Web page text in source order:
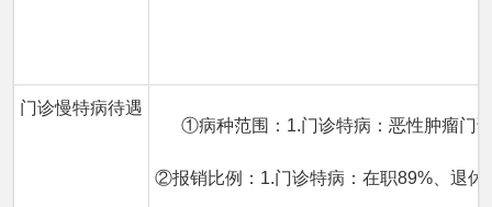
门诊慢特病待遇
①病种范围：1.门诊特病：恶性肿瘤门
②报销比例：1.门诊特病：在职89%、退休